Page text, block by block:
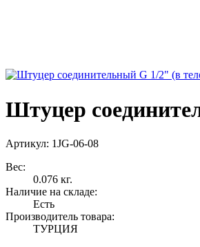
Штуцер
Артикул: 1JG-06-08
Вес:
0.076 кг.
Наличие на складе:
Есть
Производитель товара:
ТУРЦИЯ